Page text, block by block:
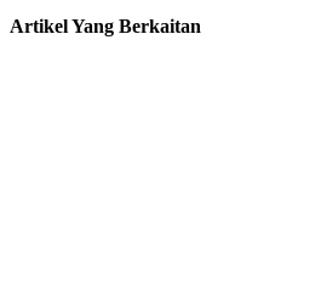
Artikel Yang Berkaitan